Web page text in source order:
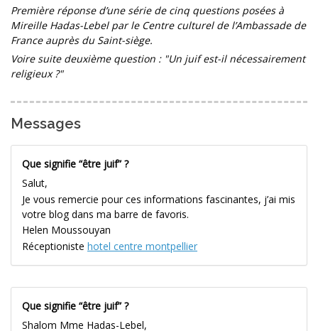
Première réponse d’une série de cinq questions posées à
Mireille Hadas-Lebel par le Centre culturel de l’Ambassade de
France auprès du Saint-siège.
Voire suite deuxième question : "Un juif est-il nécessairement
religieux ?"
Messages
Que signifie “être juif” ?
Salut,
Je vous remercie pour ces informations fascinantes, j’ai mis
votre blog dans ma barre de favoris.
Helen Moussouyan
Réceptioniste hotel centre montpellier
Que signifie “être juif” ?
Shalom Mme Hadas-Lebel,